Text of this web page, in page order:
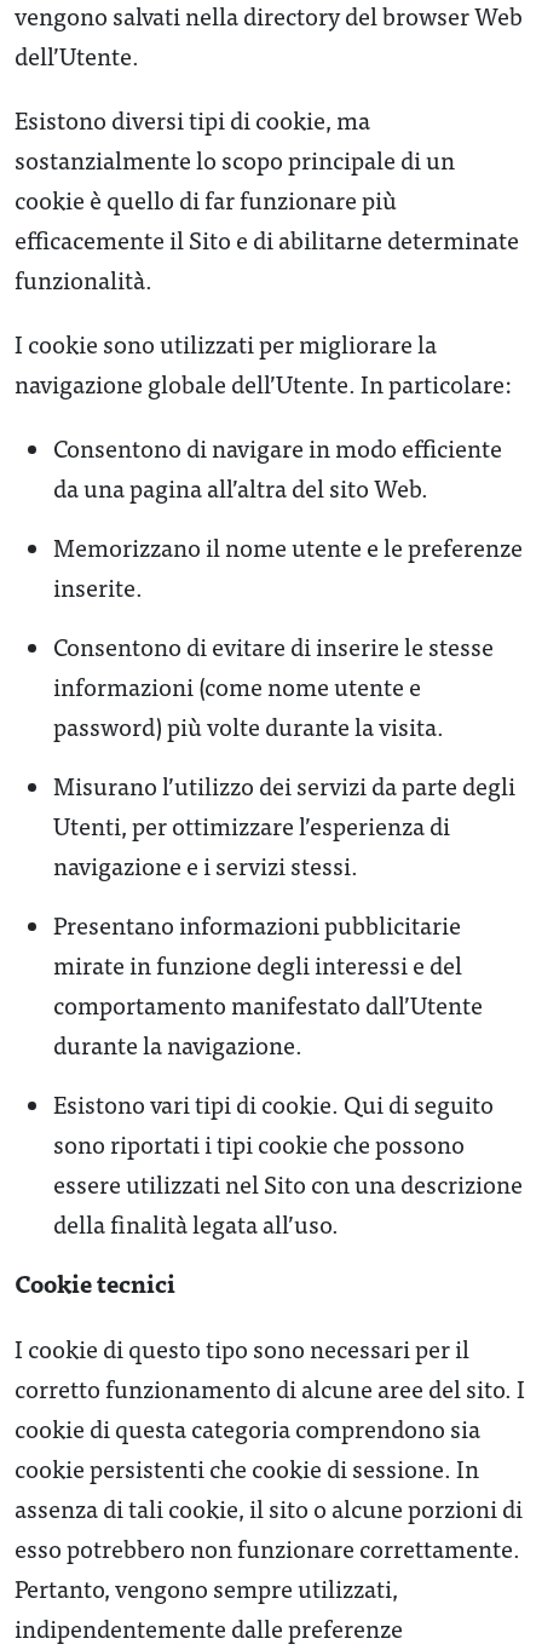
vengono salvati nella directory del browser Web
dell’Utente.
Esistono diversi tipi di cookie, ma
sostanzialmente lo scopo principale di un
cookie è quello di far funzionare più
efficacemente il Sito e di abilitarne determinate
funzionalità.
I cookie sono utilizzati per migliorare la
navigazione globale dell’Utente. In particolare:
Consentono di navigare in modo efficiente
da una pagina all’altra del sito Web.
Memorizzano il nome utente e le preferenze
inserite.
Consentono di evitare di inserire le stesse
informazioni (come nome utente e
password) più volte durante la visita.
Misurano l’utilizzo dei servizi da parte degli
Utenti, per ottimizzare l’esperienza di
navigazione e i servizi stessi.
Presentano informazioni pubblicitarie
mirate in funzione degli interessi e del
comportamento manifestato dall’Utente
durante la navigazione.
Esistono vari tipi di cookie. Qui di seguito
sono riportati i tipi cookie che possono
essere utilizzati nel Sito con una descrizione
della finalità legata all’uso.
Cookie tecnici
I cookie di questo tipo sono necessari per il
corretto funzionamento di alcune aree del sito. I
cookie di questa categoria comprendono sia
cookie persistenti che cookie di sessione. In
assenza di tali cookie, il sito o alcune porzioni di
esso potrebbero non funzionare correttamente.
Pertanto, vengono sempre utilizzati,
indipendentemente dalle preferenze